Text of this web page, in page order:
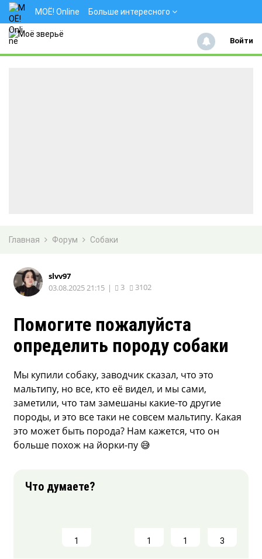
МОЁ! Online Больше интересного
Войти
Главная Форум Собаки
slvv97
03.08.2025 21:15 | 3 3102
Помогите пожалуйста
определить породу собаки
Мы купили собаку, заводчик сказал, что это
мальтипу, но все, кто её видел, и мы сами,
заметили, что там замешаны какие-то другие
породы, и это все таки не совсем мальтипу. Какая
это может быть порода? Нам кажется, что он
больше похож на йорки-пу 😅
1 1 1 3